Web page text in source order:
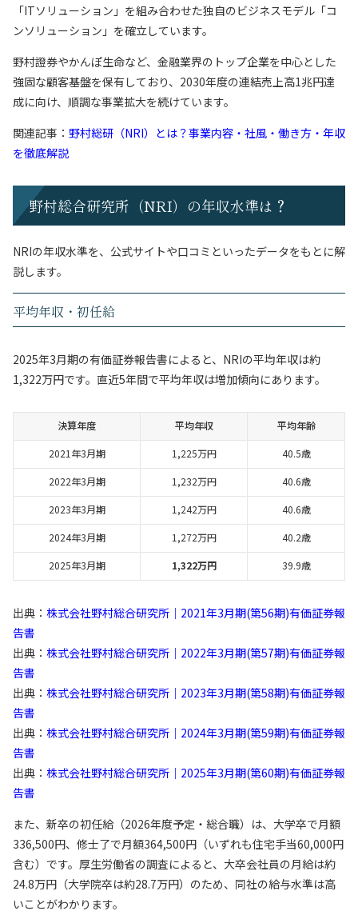
「ITソリューション」を組み合わせた独自のビジネスモデル「コ
ンソリューション」を確立しています。
野村證券やかんぽ生命など、金融業界のトップ企業を中心とした
強固な顧客基盤を保有しており、2030年度の連結売上高1兆円達
成に向け、順調な事業拡大を続けています。
関連記事： 野村総研（NRI）とは？事業内容・社風・働き方・年収
を徹底解説
野村総合研究所（NRI）の年収水準は？
NRIの年収水準を、公式サイトや口コミといったデータをもとに解
説します。
平均年収・初任給
2025年3月期の有価証券報告書によると、NRIの平均年収は約
1,322万円です。直近5年間で平均年収は増加傾向にあります。
決算年度 平均年収 平均年齢
2021年3月期 1,225万円 40.5歳
2022年3月期 1,232万円 40.6歳
2023年3月期 1,242万円 40.6歳
2024年3月期 1,272万円 40.2歳
2025年3月期 1,322万円 39.9歳
出典： 株式会社野村総合研究所｜2021年3月期(第56期)有価証券報
告書
出典： 株式会社野村総合研究所｜2022年3月期(第57期)有価証券報
告書
出典： 株式会社野村総合研究所｜2023年3月期(第58期)有価証券報
告書
出典： 株式会社野村総合研究所｜2024年3月期(第59期)有価証券報
告書
出典： 株式会社野村総合研究所｜2025年3月期(第60期)有価証券報
告書
また、新卒の初任給（2026年度予定・総合職）は、大学卒で月額
336,500円、修士了で月額364,500円（いずれも住宅手当60,000円
含む）です。厚生労働省の調査によると、大卒会社員の月給は約
24.8万円（大学院卒は約28.7万円）のため、同社の給与水準は高
いことがわかります。